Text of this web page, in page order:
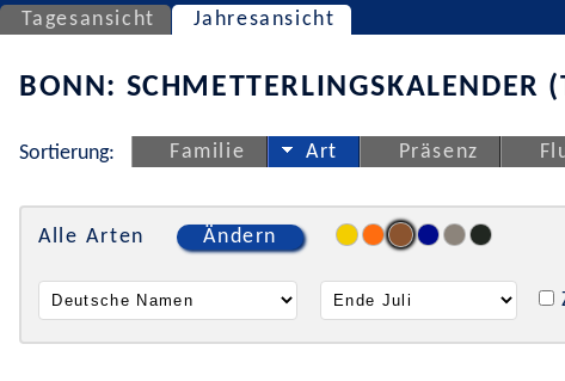
Tagesansicht Jahresansicht
BONN: SCHMETTERLINGSKALENDER
Sortierung: Familie Art Präsenz
Alle Arten Ändern